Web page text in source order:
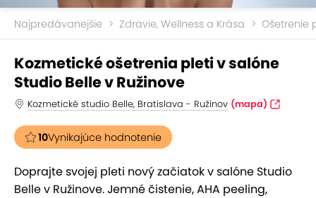
Najpredávanejšie Zdravie, Wellness a Krása Ošetrenie
Kozmetické ošetrenia pleti v salóne
Studio Belle v Ružinove
Kozmetické studio Belle, Bratislava - Ružinov (mapa)
10Vynikajúce hodnotenie
Doprajte svojej pleti nový začiatok v salóne Studio
Belle v Ružinove. Jemné čistenie, AHA peeling,